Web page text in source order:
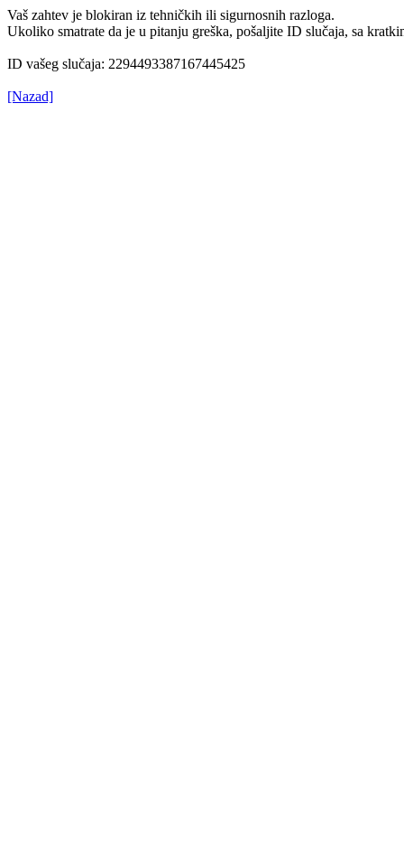
Vaš zahtev je blokiran iz tehničkih ili sigurnosnih razloga.
Ukoliko smatrate da je u pitanju greška, pošaljite ID slučaja, sa
ID vašeg slučaja: 2294493387167445425
[Nazad]